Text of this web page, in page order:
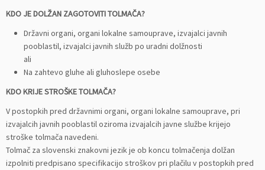
KDO JE DOLŽAN ZAGOTOVITI TOLMAČA?
Državni organi, organi lokalne samouprave, izvajalci javnih
pooblastil, izvajalci javnih služb po uradni dolžnosti
ali
Na zahtevo gluhe ali gluhoslepe osebe
KDO KRIJE STROŠKE TOLMAČA?
V postopkih pred državnimi organi, organi lokalne samouprave, pri
izvajalcih javnih pooblastil oziroma izvajalcih javne službe krijejo
stroške tolmača navedeni.
Tolmač za slovenski znakovni jezik je ob koncu tolmačenja dolžan
izpolniti predpisano specifikacijo stroškov pri plačilu v postopkih pred